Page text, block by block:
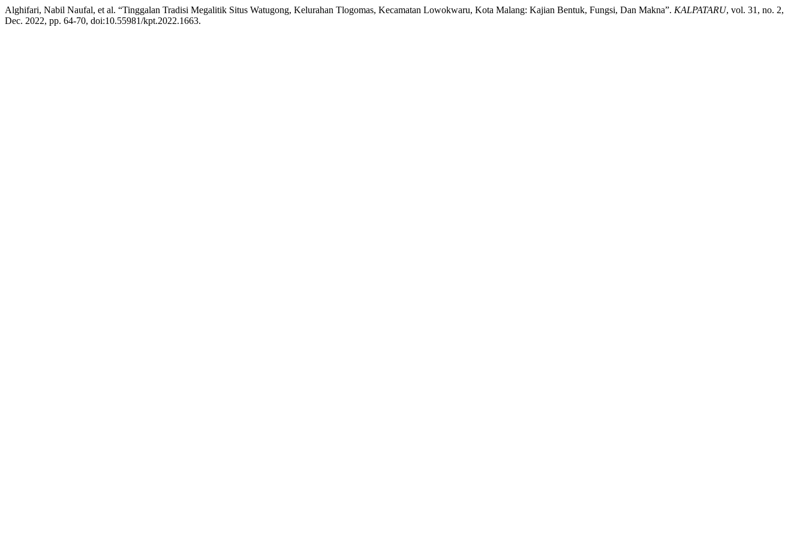
Alghifari, Nabil Naufal, et al. “Tinggalan Tradisi Megalitik Situs Watugong, Kelurahan Tlogomas, Kecamatan Lowokwaru, Kota Malang: Kajian Bentuk, Fungsi, Dan Makna”. KALPATARU, vol. 31, no. 2,
Dec. 2022, pp. 64-70, doi:10.55981/kpt.2022.1663.